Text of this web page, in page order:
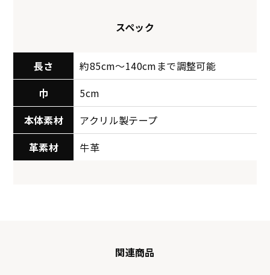
スペック
長さ
約85cm〜140cmまで調整可能
巾
5cm
本体素材
アクリル製テープ
革素材
牛革
関連商品